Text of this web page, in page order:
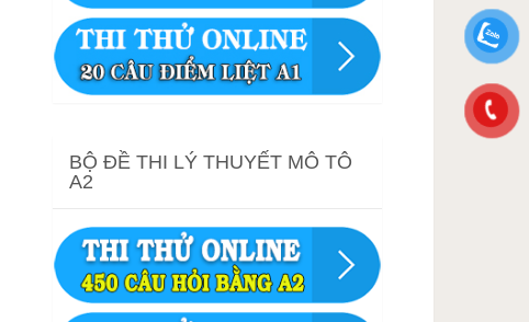
BỘ ĐỀ THI LÝ THUYẾT MÔ TÔ
A2